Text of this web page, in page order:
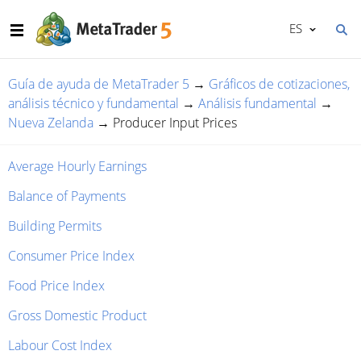
ES
Guía de ayuda de MetaTrader 5 → Gráficos de cotizaciones,
análisis técnico y fundamental → Análisis fundamental →
Nueva Zelanda → Producer Input Prices
Average Hourly Earnings
Balance of Payments
Building Permits
Consumer Price Index
Food Price Index
Gross Domestic Product
Labour Cost Index